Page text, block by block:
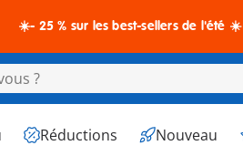
☀️- 25 % sur les best-sellers de l'été ☀️
Réductions Nouveau